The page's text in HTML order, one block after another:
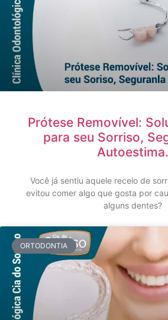
Prótese Removível:
para seu Sorriso,
Autoestima.
Você já sentiu aquele receio de
evitou comer algo que gosta por
alguns dentes?
ORTODONTIA